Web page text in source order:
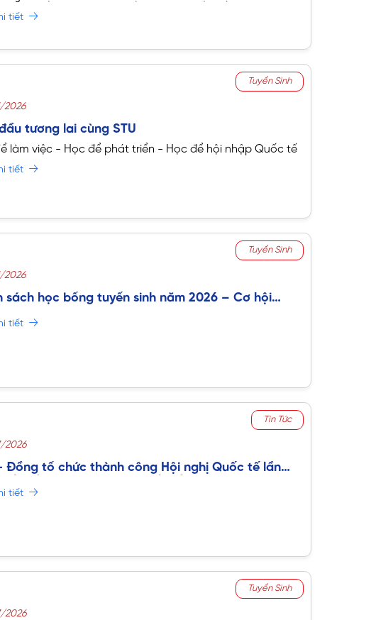
Trường Đại học Công nghệ Sài Gòn (STU)
tiết
Tuyển Sinh
tương lai cùng STU
làm việc - Học để phát triển - Học để hội nhập Quốc tế
tiết
Tuyển Sinh
sách học bổng tuyển sinh năm 2026 – Cơ hội
tiết
Tin Tức
2026
Đồng tổ chức thành công Hội nghị Quốc tế lần
2026
tiết
Tuyển Sinh
2026